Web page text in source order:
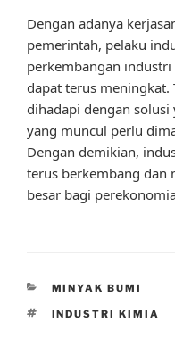
Dengan adanya
pemerintah, pelaku
perkembangan
dapat terus meningkat.
dihadapi dengan
yang muncul perlu
Dengan demikian,
terus berkembang dan
besar bagi
CATEGORIES
MINYAK BUMI
TAGS
INDUSTRI KIMIA